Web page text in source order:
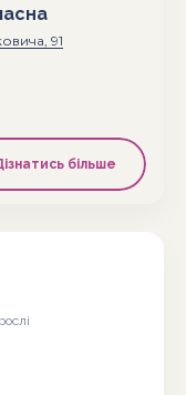
91
більше